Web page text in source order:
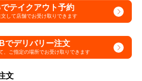
テイクアウト予約
して店舗でお受け取りできます
でデリバリー注文
、 ご指定の場所でお受け取りできます
文